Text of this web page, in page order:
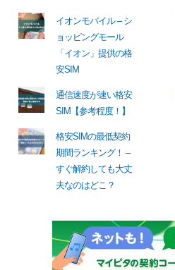
イオンモバイル – シ
ョッピングモール
「イオン」提供の格
安SIM
通信速度が速い格安
SIM【参考程度！】
格安SIMの最低契約
期間ランキング！ –
すぐ解約しても大丈
夫なのはどこ？